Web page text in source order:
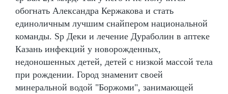
обогнать Александра Кержакова и стать
единоличным лучшим снайпером национальной
команды. Sp Деки и лечение Дураболин в аптеке
Казань инфекций у новорожденных,
недоношенных детей, детей с низкой массой тела
при рождении. Город знаменит своей
минеральной водой "Боржоми", занимающей